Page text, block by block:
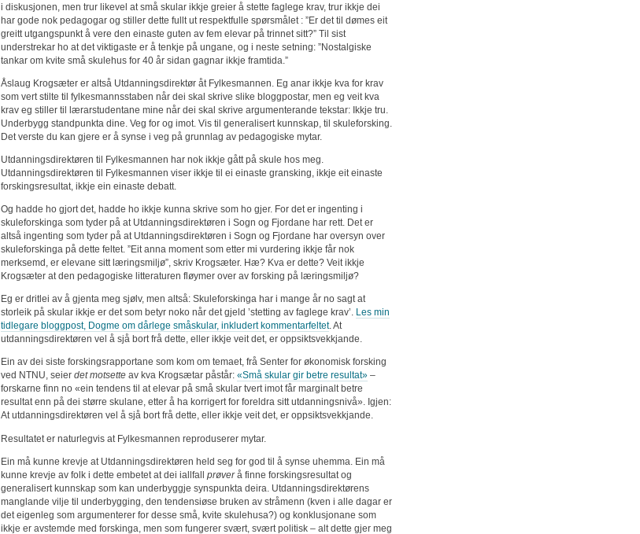
i diskusjonen, men trur likevel at små skular ikkje greier å stette faglege krav, trur ikkje dei
har gode nok pedagogar og stiller dette fullt ut respektfulle spørsmålet : ”Er det til dømes eit
greitt utgangspunkt å vere den einaste guten av fem elevar på trinnet sitt?” Til sist
understrekar ho at det viktigaste er å tenkje på ungane, og i neste setning: ”Nostalgiske
tankar om kvite små skulehus for 40 år sidan gagnar ikkje framtida.”
Åslaug Krogsæter er altså Utdanningsdirektør åt Fylkesmannen. Eg anar ikkje kva for krav
som vert stilte til fylkesmannsstaben når dei skal skrive slike bloggpostar, men eg veit kva
krav eg stiller til lærarstudentane mine når dei skal skrive argumenterande tekstar: Ikkje tru.
Underbygg standpunkta dine. Veg for og imot. Vis til generalisert kunnskap, til skuleforsking.
Det verste du kan gjere er å synse i veg på grunnlag av pedagogiske mytar.
Utdanningsdirektøren til Fylkesmannen har nok ikkje gått på skule hos meg.
Utdanningsdirektøren til Fylkesmannen viser ikkje til ei einaste gransking, ikkje eit einaste
forskingsresultat, ikkje ein einaste debatt.
Og hadde ho gjort det, hadde ho ikkje kunna skrive som ho gjer. For det er ingenting i
skuleforskinga som tyder på at Utdanningsdirektøren i Sogn og Fjordane har rett. Det er
altså ingenting som tyder på at Utdanningsdirektøren i Sogn og Fjordane har oversyn over
skuleforskinga på dette feltet. ”Eit anna moment som etter mi vurdering ikkje får nok
merksemd, er elevane sitt læringsmiljø”, skriv Krogsæter. Hæ? Kva er dette? Veit ikkje
Krogsæter at den pedagogiske litteraturen fløymer over av forsking på læringsmiljø?
Eg er dritlei av å gjenta meg sjølv, men altså: Skuleforskinga har i mange år no sagt at
storleik på skular ikkje er det som betyr noko når det gjeld ’stetting av faglege krav’. Les min
tidlegare bloggpost, Dogme om dårlege småskular, inkludert kommentarfeltet. At
utdanningsdirektøren vel å sjå bort frå dette, eller ikkje veit det, er oppsiktsvekkjande.
Ein av dei siste forskingsrapportane som kom om temaet, frå Senter for økonomisk forsking
ved NTNU, seier det motsette av kva Krogsætar påstår: «Små skular gir betre resultat» –
forskarne finn no «ein tendens til at elevar på små skular tvert imot får marginalt betre
resultat enn på dei større skulane, etter å ha korrigert for foreldra sitt utdanningsnivå». Igjen:
At utdanningsdirektøren vel å sjå bort frå dette, eller ikkje veit det, er oppsiktsvekkjande.
Resultatet er naturlegvis at Fylkesmannen reproduserer mytar.
Ein må kunne krevje at Utdanningsdirektøren held seg for god til å synse uhemma. Ein må
kunne krevje av folk i dette embetet at dei iallfall prøverå finne forskingsresultat og
generalisert kunnskap som kan underbyggje synspunkta deira. Utdanningsdirektørens
manglande vilje til underbygging, den tendensiøse bruken av stråmenn (kven i alle dagar er
det eigenleg som argumenterer for desse små, kvite skulehusa?) og konklusjonane som
ikkje er avstemde med forskinga, men som fungerer svært, svært politisk – alt dette gjer meg